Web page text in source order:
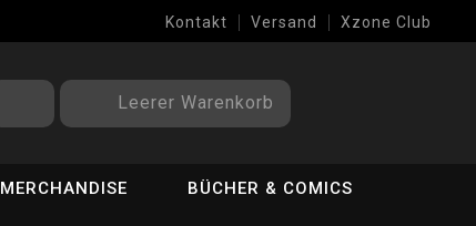
Kontakt Versand Xzone Club
Leerer Warenkorb
MERCHANDISE BÜCHER & COMICS